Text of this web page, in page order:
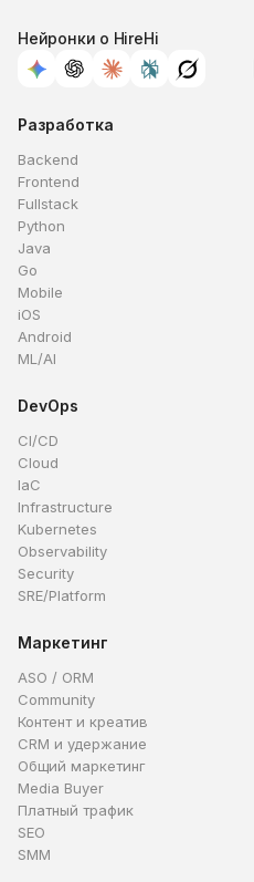
Нейронки о HireHi
Разработка
Backend
Frontend
Fullstack
Python
Java
Go
Mobile
iOS
Android
ML/AI
DevOps
CI/CD
Cloud
IaC
Infrastructure
Kubernetes
Observability
Security
SRE/Platform
Маркетинг
ASO / ORM
Community
Контент и креатив
CRM и удержание
Общий маркетинг
Media Buyer
Платный трафик
SEO
SMM